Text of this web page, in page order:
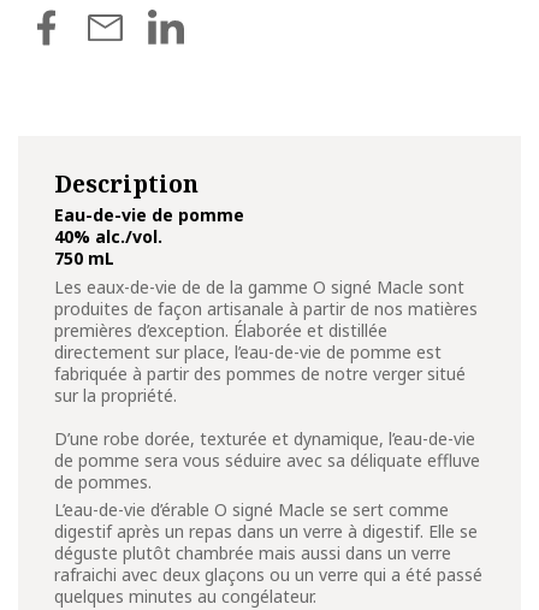
Description
Eau-de-vie de pomme
40% alc./vol.
750 mL
Les eaux-de-vie de de la gamme O signé Macle sont
produites de façon artisanale à partir de nos matières
premières d’exception. Élaborée et distillée
directement sur place, l’eau-de-vie de pomme est
fabriquée à partir des pommes de notre verger situé
sur la propriété.
D’une robe dorée, texturée et dynamique, l’eau-de-vie
de pomme sera vous séduire avec sa déliquate effluve
de pommes.
L’eau-de-vie d’érable O signé Macle se sert comme
digestif après un repas dans un verre à digestif. Elle se
déguste plutôt chambrée mais aussi dans un verre
rafraichi avec deux glaçons ou un verre qui a été passé
quelques minutes au congélateur.